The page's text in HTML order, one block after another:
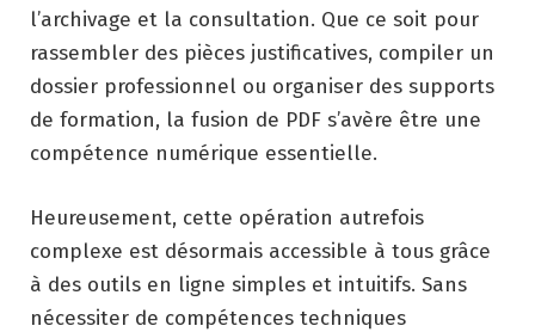
l’archivage et la consultation. Que ce soit pour
rassembler des pièces justificatives, compiler un
dossier professionnel ou organiser des supports
de formation, la fusion de PDF s’avère être une
compétence numérique essentielle.
Heureusement, cette opération autrefois
complexe est désormais accessible à tous grâce
à des outils en ligne simples et intuitifs. Sans
nécessiter de compétences techniques